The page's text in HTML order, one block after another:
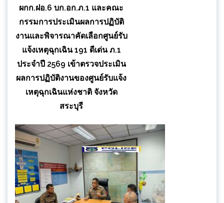
ผกก.ฝอ.6 บก.อก.ภ.1 และคณะ
กรรมการประเมินผลการปฏิบัติ
งานและพิจารณาคัดเลือกศูนย์รับ
แจ้งเหตุฉุกเฉิน 191 ดีเด่น ภ.1
ประจำปี 2569 เข้าตรวจประเมิน
ผลการปฏิบัติงานของศูนย์รับแจ้ง
เหตุฉุกเฉินแห่งชาติ จังหวัด
สระบุรี